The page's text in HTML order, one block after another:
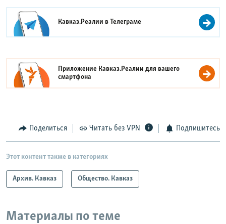
Кавказ.Реалии вТелеграме
Приложение Кавказ.Реалии для вашего
смартфона
Поделиться Читать без VPN Подпишитесь
Этот контент также в категориях
Архив. Кавказ Общество. Кавказ
Материалы по теме